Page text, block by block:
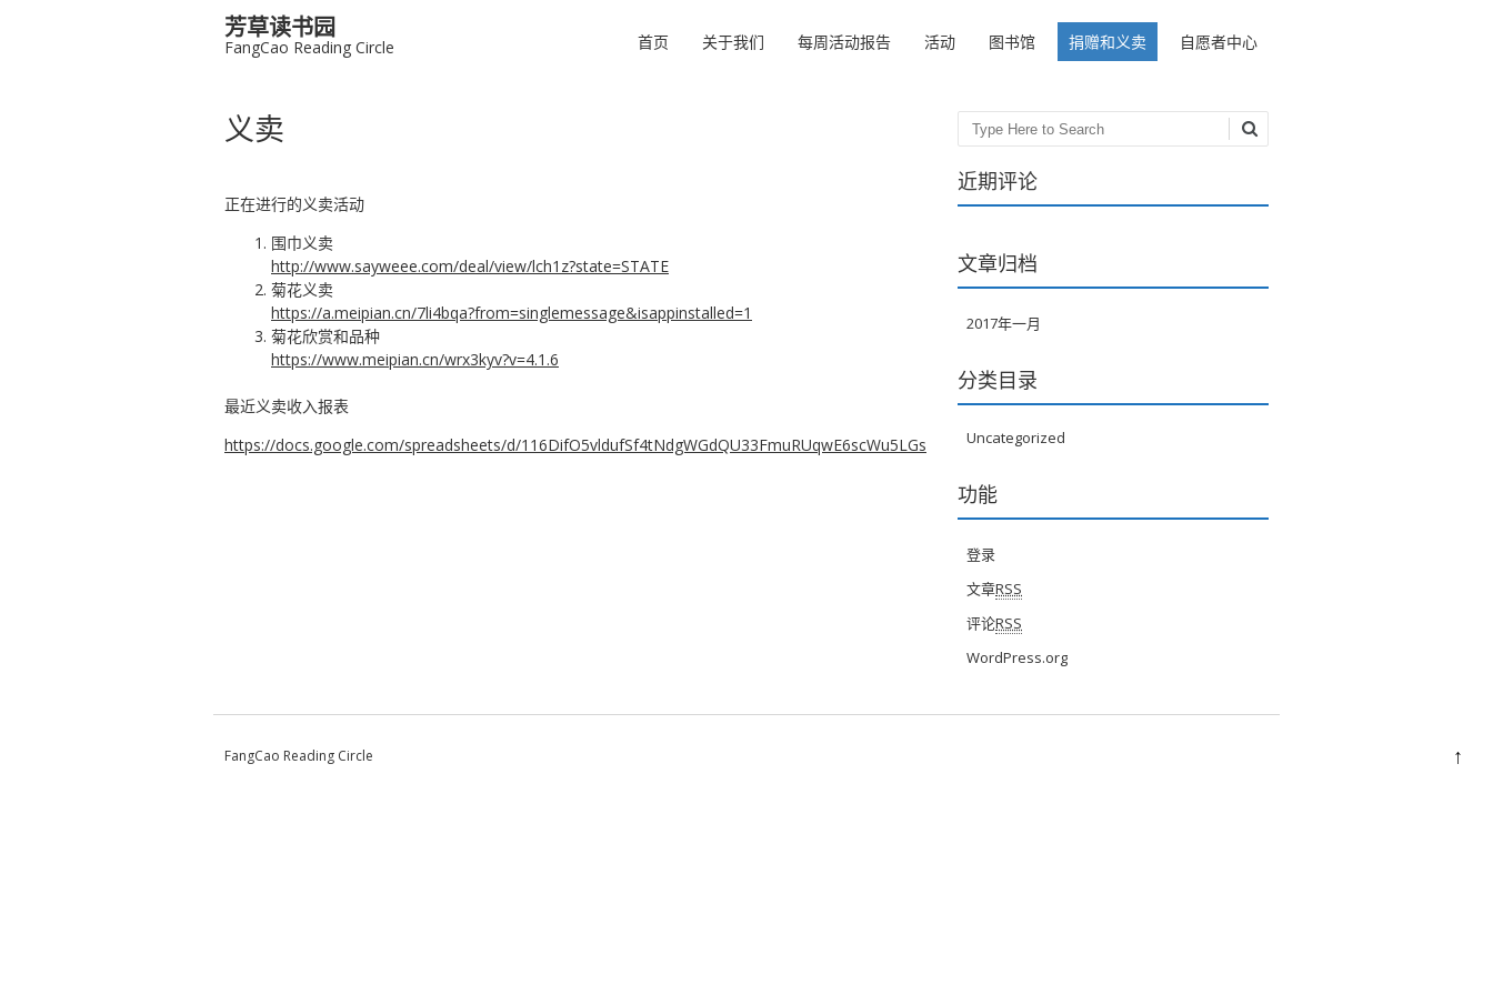
芳草读书园
FangCao Reading Circle 首页 关于我们 每周活动报告 活动 图书馆 捐赠和义卖 自愿者中心
义卖
正在进行的义卖活动
围巾义卖
http://www.sayweee.com/deal/view/lch1z?state=STATE
菊花义卖
https://a.meipian.cn/7li4bqa?from=singlemessage&isappinstalled=1
菊花欣赏和品种
https://www.meipian.cn/wrx3kyv?v=4.1.6
最近义卖收入报表
https://docs.google.com/spreadsheets/d/116DifO5vldufSf4tNdgWGdQU33FmuRUqwE6scWu5LGs
Search
近期评论
文章归档
2017年一月
分类目录
Uncategorized
功能
登录
文章RSS
评论RSS
WordPress.org
FangCao Reading Circle ↑